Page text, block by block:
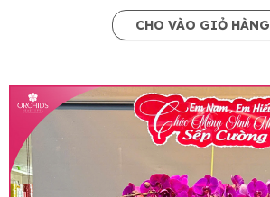
CHO VÀO GIỎ HÀNG